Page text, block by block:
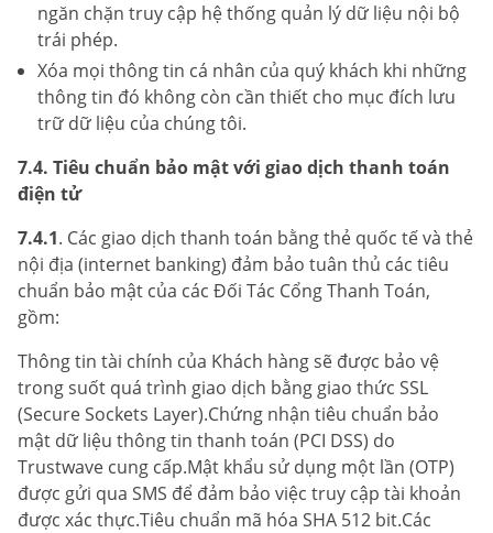
ngăn chặn truy cập hệ thống quản lý dữ liệu nội bộ
trái phép.
Xóa mọi thông tin cá nhân của quý khách khi những
thông tin đó không còn cần thiết cho mục đích lưu
trữ dữ liệu của chúng tôi.
7.4. Tiêu chuẩn bảo mật với giao dịch thanh toán
điện tử
7.4.1. Các giao dịch thanh toán bằng thẻ quốc tế và thẻ
nội địa (internet banking) đảm bảo tuân thủ các tiêu
chuẩn bảo mật của các Đối Tác Cổng Thanh Toán,
gồm:
Thông tin tài chính của Khách hàng sẽ được bảo vệ
trong suốt quá trình giao dịch bằng giao thức SSL
(Secure Sockets Layer).Chứng nhận tiêu chuẩn bảo
mật dữ liệu thông tin thanh toán (PCI DSS) do
Trustwave cung cấp.Mật khẩu sử dụng một lần (OTP)
được gửi qua SMS để đảm bảo việc truy cập tài khoản
được xác thực.Tiêu chuẩn mã hóa SHA 512 bit.Các